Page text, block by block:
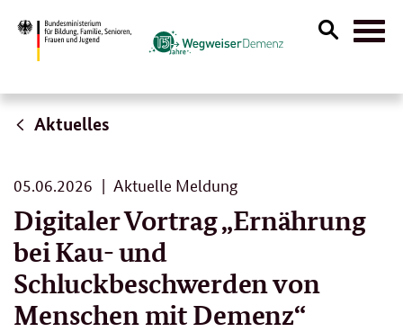
Suche
Aktuelles
Digitaler Vortrag „Ernährung
bei Kau- und
Schluckbeschwerden von
Menschen mit Demenz“
05.06.2026 05.
06.
2026
Aktuelle Meldung